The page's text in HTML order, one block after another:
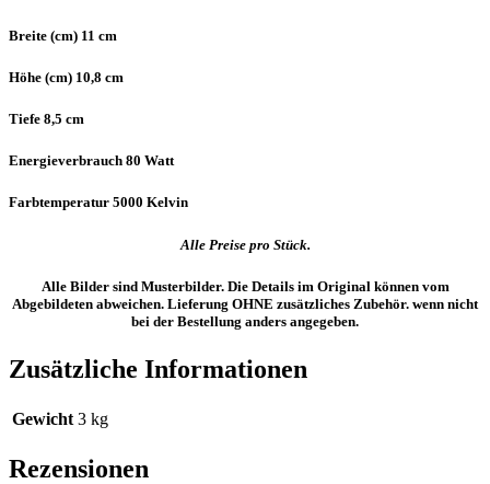
Breite (cm) 11 cm
Höhe (cm) 10,8 cm
Tiefe 8,5 cm
Energieverbrauch 80 Watt
Farbtemperatur 5000 Kelvin
Alle Preise pro Stück.
Alle Bilder sind Musterbilder. Die Details im Original können vom
Abgebildeten abweichen. Lieferung OHNE zusätzliches Zubehör. wenn nicht
bei der Bestellung anders angegeben.
Zusätzliche Informationen
Gewicht 3 kg
Rezensionen